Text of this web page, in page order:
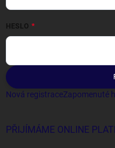
HESLO
Nová registraceZapomenuté
PŘIJÍMÁME ONLINE